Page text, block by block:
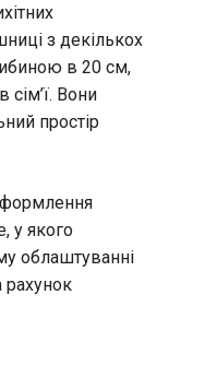
з декількох
в 20 см,
сім’ї. Вони
простір
у якого
облаштуванні
рахунок